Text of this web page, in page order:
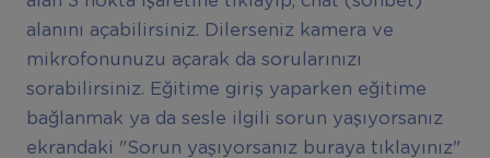
alanını açabilirsiniz. Dilerseniz kamera ve
mikrofonunuzu açarak da sorularınızı
sorabilirsiniz. Eğitime giriş yaparken eğitime
bağlanmak ya da sesle ilgili sorun yaşıyorsanız
ekrandaki "Sorun yaşıyorsanız buraya tıklayınız"